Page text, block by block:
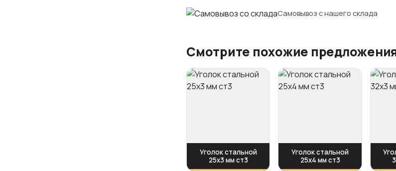
Самовывоз с нашего склада
Смотрите похожие предложения
Уголок стальной
25х3 мм ст3
Уголок стальной
25х4 мм ст3